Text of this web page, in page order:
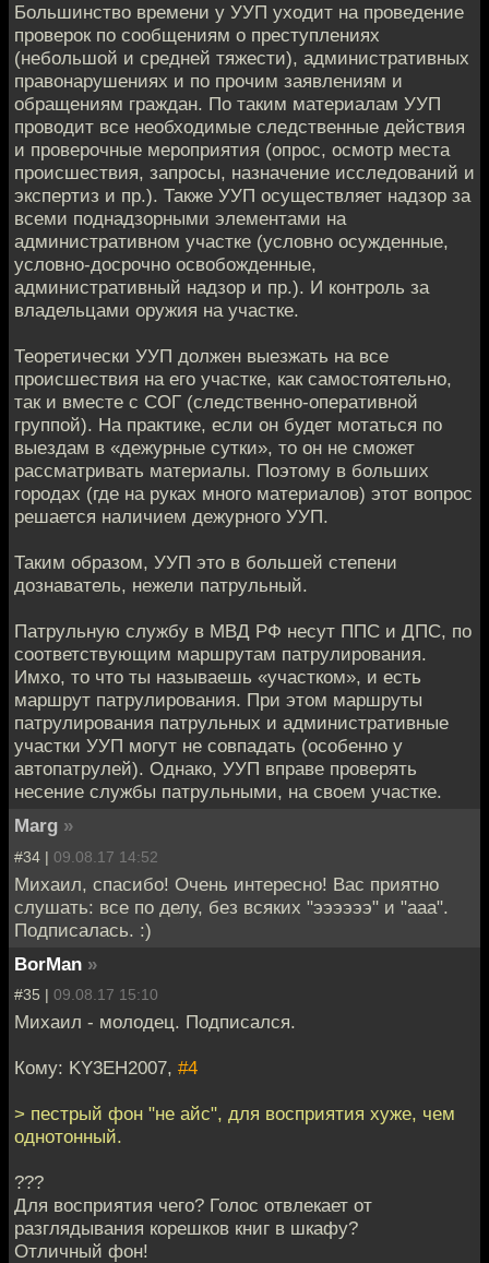
Большинство времени у УУП уходит на проведение
проверок по сообщениям о преступлениях
(небольшой и средней тяжести), административных
правонарушениях и по прочим заявлениям и
обращениям граждан. По таким материалам УУП
проводит все необходимые следственные действия
и проверочные мероприятия (опрос, осмотр места
происшествия, запросы, назначение исследований и
экспертиз и пр.). Также УУП осуществляет надзор за
всеми поднадзорными элементами на
административном участке (условно осужденные,
условно-досрочно освобожденные,
административный надзор и пр.). И контроль за
владельцами оружия на участке.
Теоретически УУП должен выезжать на все
происшествия на его участке, как самостоятельно,
так и вместе с СОГ (следственно-оперативной
группой). На практике, если он будет мотаться по
выездам в «дежурные сутки», то он не сможет
рассматривать материалы. Поэтому в больших
городах (где на руках много материалов) этот вопрос
решается наличием дежурного УУП.
Таким образом, УУП это в большей степени
дознаватель, нежели патрульный.
Патрульную службу в МВД РФ несут ППС и ДПС, по
соответствующим маршрутам патрулирования.
Имхо, то что ты называешь «участком», и есть
маршрут патрулирования. При этом маршруты
патрулирования патрульных и административные
участки УУП могут не совпадать (особенно у
автопатрулей). Однако, УУП вправе проверять
несение службы патрульными, на своем участке.
Marg »
#34 | 09.08.17 14:52
Михаил, спасибо! Очень интересно! Вас приятно
слушать: все по делу, без всяких "ээээээ" и "ааа".
Подписалась. :)
BorMan »
#35 | 09.08.17 15:10
Михаил - молодец. Подписался.
Кому: KY3EH2007, #4
> пестрый фон "не айс", для восприятия хуже, чем
однотонный.
???
Для восприятия чего? Голос отвлекает от
разглядывания корешков книг в шкафу?
Отличный фон!